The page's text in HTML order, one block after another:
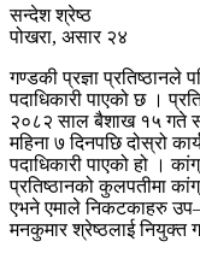
सन्देश श्रेष्ठ
पोखरा, असार २४
गण्डकी प्रज्ञा प्रतिष्ठानले
पदाधिकारी पाएको छ ।
२०८२ साल बैशाख १५ गते
महिना ७ दिनपछि दोस्रो
पदाधिकारी पाएको हो ।
प्रतिष्ठानको कुलपतीमा
एभने एमाले निकटकाहरु
मनकुमार श्रेष्ठलाई नियुक्त